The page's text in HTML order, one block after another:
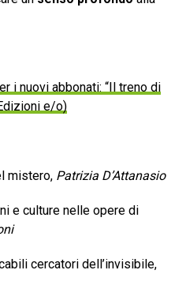
i nuovi abbonati: “Il treno di
e/o)
mistero, Patrizia D’Attanasio
e culture nelle opere di
cercatori dell’invisibile,